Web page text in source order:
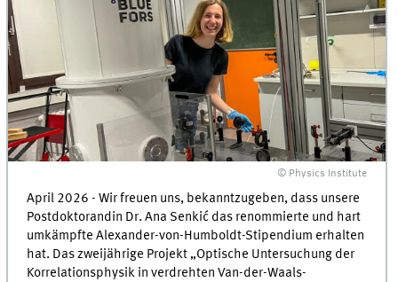
© Physics Institute
April 2026 - Wir freuen uns, bekanntzugeben, dass unsere
Postdoktorandin Dr. Ana Senkić das renommierte und hart
umkämpfte Alexander-von-Humboldt-Stipendium erhalten
hat. Das zweijährige Projekt „Optische Untersuchung der
Korrelationsphysik in verdrehten Van-der-Waals-